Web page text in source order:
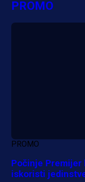
PROMO
PROMO
Počinje Premijer
iskoristi